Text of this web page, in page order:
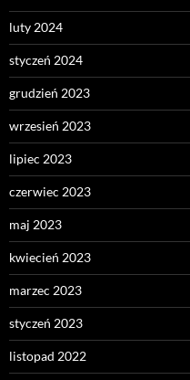
luty 2024
styczeń 2024
grudzień 2023
wrzesień 2023
lipiec 2023
czerwiec 2023
maj 2023
kwiecień 2023
marzec 2023
styczeń 2023
listopad 2022